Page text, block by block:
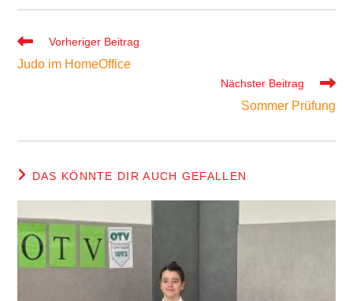
Vorheriger Beitrag
Judo im HomeOffice
Nächster Beitrag
Sommer Prüfung
DAS KÖNNTE DIR AUCH GEFALLEN